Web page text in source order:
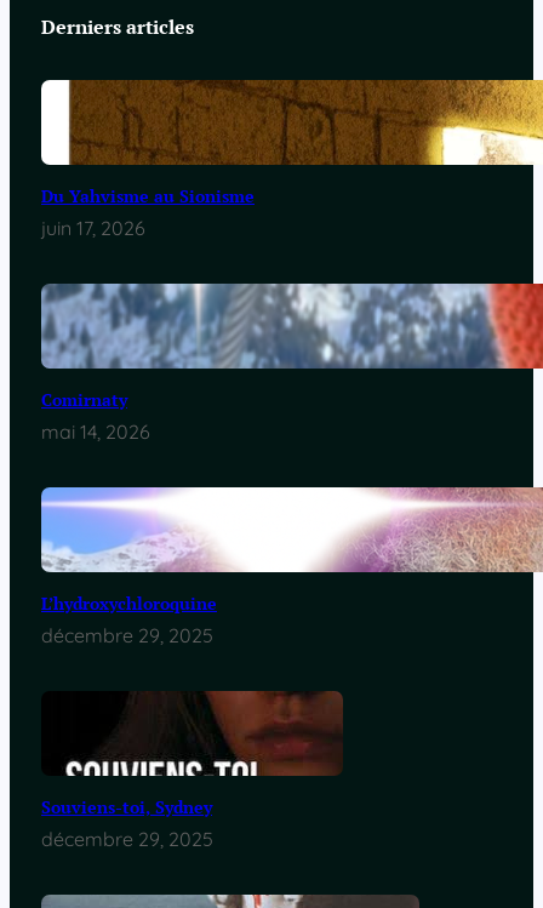
Derniers articles
Du Yahvisme au Sionisme
juin 17, 2026
Comirnaty
mai 14, 2026
L’hydroxychloroquine
décembre 29, 2025
Souviens-toi, Sydney
décembre 29, 2025